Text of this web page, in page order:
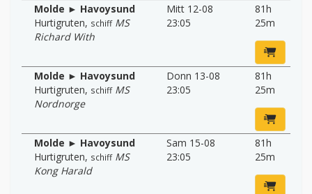
Molde ► Havoysund
Hurtigruten, schiff MS
Richard With
Mitt 12-08
23:05
81h
25m
Molde ► Havoysund
Hurtigruten, schiff MS
Nordnorge
Donn 13-08
23:05
81h
25m
Molde ► Havoysund
Hurtigruten, schiff MS
Kong Harald
Sam 15-08
23:05
81h
25m